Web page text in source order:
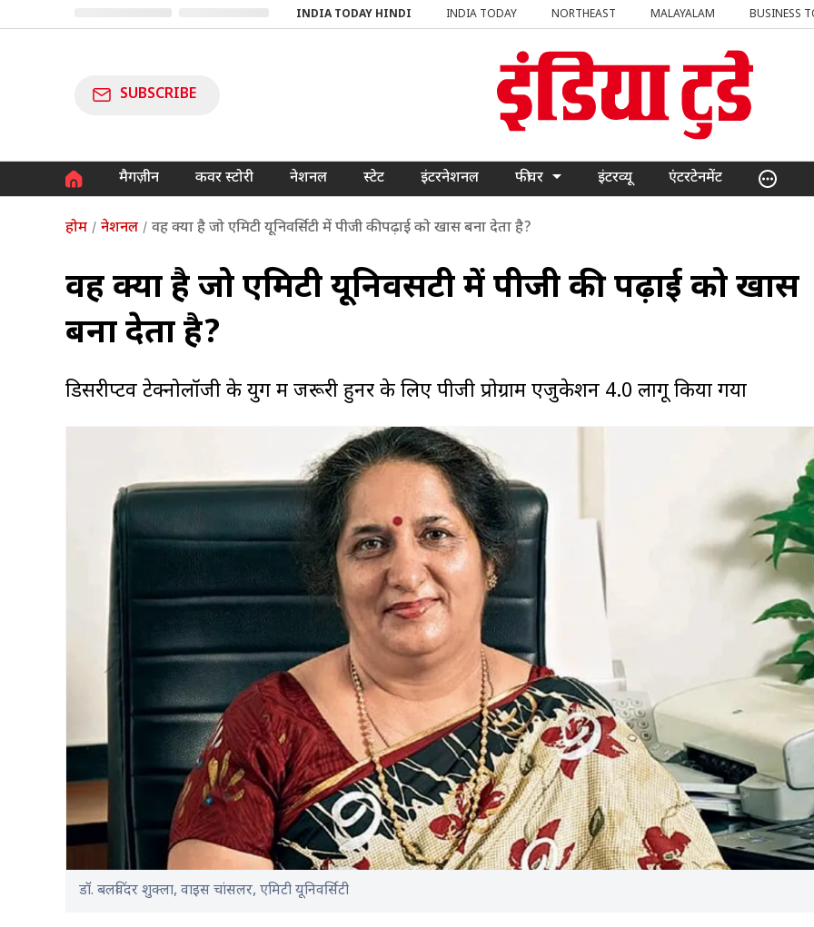
INDIA TODAY HINDI INDIA TODAY NORTHEAST MALAYALAM BUSINESS
SUBSCRIBE
मैगज़ीन कवर स्टोरी नेशनल स्टेट इंटरनेशनल फीचर इंटरव्यू एंटरटेनमेंट
होम नेशनल वह क्या है जो एमिटी यूनिवर्सिटी में पीजी की पढ़ाई को खास बना देता है?
वह क्या है जो एमिटी यूनिवर्सिटी में पीजी की पढ़ाई को खास
बना देता है?
डिसरीप्टव टेक्नोलॉजी के युग में जरूरी हुनर के लिए पीजी प्रोग्राम एजुकेशन 4.0 लागू किया गया
डॉ. बलविंदर शुक्ला, वाइस चांसलर, एमिटी यूनिवर्सिटी